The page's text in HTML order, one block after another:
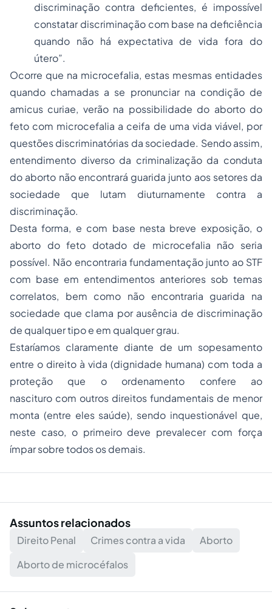
discriminação contra deficientes, é impossível
constatar discriminação com base na deficiência
quando não há expectativa de vida fora do
útero”.
Ocorre que na microcefalia, estas mesmas entidades
quando chamadas a se pronunciar na condição de
amicus curiae, verão na possibilidade do aborto do
feto com microcefalia a ceifa de uma vida viável, por
questões discriminatórias da sociedade. Sendo assim,
entendimento diverso da criminalização da conduta
do aborto não encontrará guarida junto aos setores da
sociedade que lutam diuturnamente contra a
discriminação.
Desta forma, e com base nesta breve exposição, o
aborto do feto dotado de microcefalia não seria
possível. Não encontraria fundamentação junto ao STF
com base em entendimentos anteriores sob temas
correlatos, bem como não encontraria guarida na
sociedade que clama por ausência de discriminação
de qualquer tipo e em qualquer grau.
Estaríamos claramente diante de um sopesamento
entre o direito à vida (dignidade humana) com toda a
proteção que o ordenamento confere ao
nascituro com outros direitos fundamentais de menor
monta (entre eles saúde), sendo inquestionável que,
neste caso, o primeiro deve prevalecer com força
ímpar sobre todos os demais.
Assuntos relacionados
Direito Penal Crimes contra a vida
Aborto
Aborto de microcéfalos